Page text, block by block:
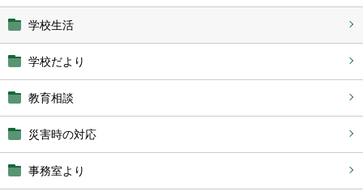
学校生活
学校だより
教育相談
災害時の対応
事務室より